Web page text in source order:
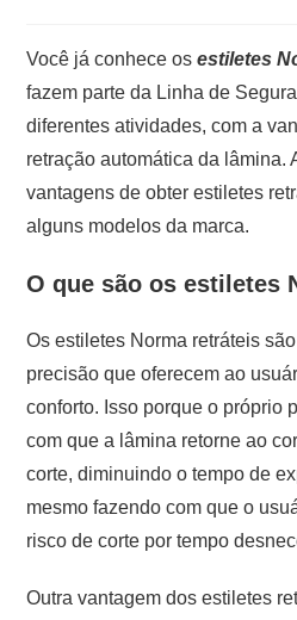
Você já conhece osestiletes
fazem parte da Linha de
diferentes atividades, com a
retração automática da lâmina.
vantagens de obter estiletes
alguns modelos da marca.
O que são os estiletes
Os estiletes Norma retráteis
precisão que oferecem ao
conforto. Isso porque o próprio
com que a lâmina retorne ao
corte, diminuindo o tempo de
mesmo fazendo com que o
risco de corte por tempo
Outra vantagem dos estiletes